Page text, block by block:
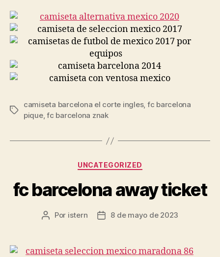
Etiquetas
camiseta barcelona el corte ingles, fc barcelona
pique,fc barcelona znak
Categorías
UNCATEGORIZED
fc barcelona away ticket
Autor
entrada
Por istern
Fecha
entrada
8 de mayo de 2023